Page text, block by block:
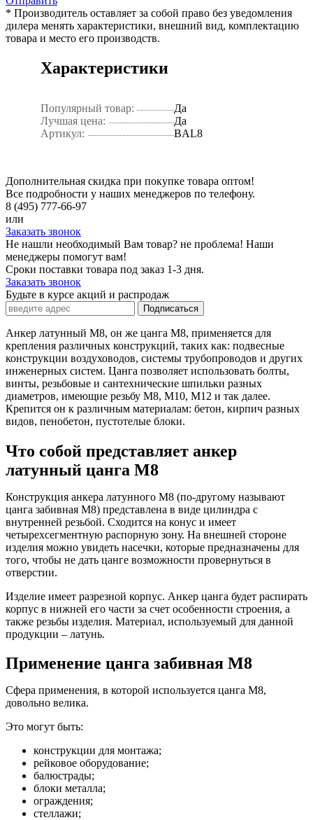
* Производитель оставляет за собой право без уведомления
дилера менять характеристики, внешний вид, комплектацию
товара и место его производств.
Характеристики
Популярный товар:
Да
Лучшая цена:
Да
Артикул:
BAL8
Дополнительная скидка при покупке товара оптом!
Все подробности у наших менеджеров по телефону.
8 (495) 777-66-97
или
Заказать звонок
Не нашли необходимый Вам товар? не проблема! Наши
менеджеры помогут вам!
Сроки поставки товара под заказ 1-3 дня.
Заказать звонок
Будьте в курсе акций и распродаж
Подписаться
Анкер латунный М8, он же цанга М8, применяется для
крепления различных конструкций, таких как: подвесные
конструкции воздуховодов, системы трубопроводов и других
инженерных систем. Цанга позволяет использовать болты,
винты, резьбовые и сантехнические шпильки разных
диаметров, имеющие резьбу М8, М10, М12 и так далее.
Крепится он к различным материалам: бетон, кирпич разных
видов, пенобетон, пустотелые блоки.
Что собой представляет анкер
латунный цанга М8
Конструкция анкера латунного М8 (по-другому называют
цанга забивная М8) представлена в виде цилиндра с
внутренней резьбой. Сходится на конус и имеет
четырехсегментную распорную зону. На внешней стороне
изделия можно увидеть насечки, которые предназначены для
того, чтобы не дать цанге возможности провернуться в
отверстии.
Изделие имеет разрезной корпус. Анкер цанга будет распирать
корпус в нижней его части за счет особенности строения, а
также резьбы изделия. Материал, используемый для данной
продукции – латунь.
Применение цанга забивная М8
Сфера применения, в которой используется цанга М8,
довольно велика.
Это могут быть:
конструкции для монтажа;
рейковое оборудование;
балюстрады;
блоки металла;
ограждения;
стеллажи;